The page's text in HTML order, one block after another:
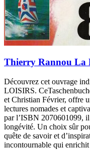
Thierry Rannou La
Découvrez cet ouvrage
LOISIRS.
et Christian Février, offre
lectures nomades et
par l’ISBN 2070601099,
longévité. Un choix sûr
quête de savoir et
incontournable qui